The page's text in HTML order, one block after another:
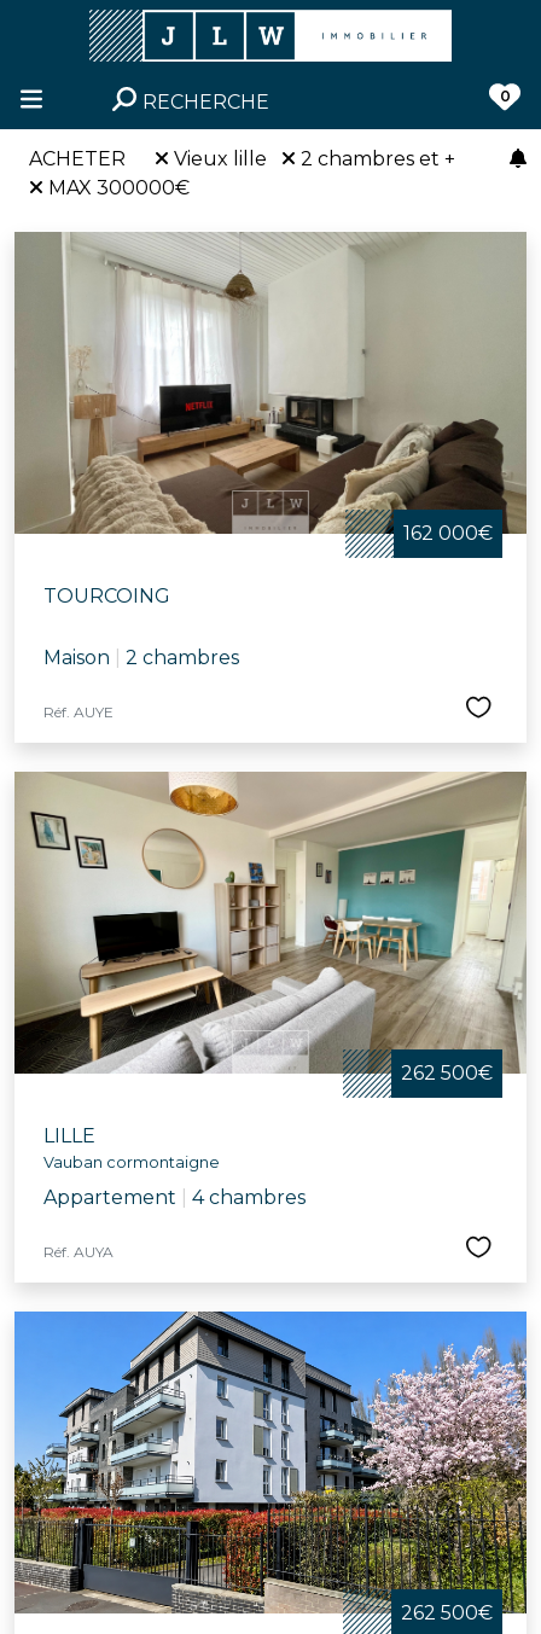
RECHERCHE 0
ACHETER Vieux lille
2 chambres et +
MAX 300000€
162 000€
TOURCOING
Maison 2 chambres
Réf. AUYE
262 500€
LILLE
Vauban cormontaigne
Appartement 4 chambres
Réf. AUYA
262 500€